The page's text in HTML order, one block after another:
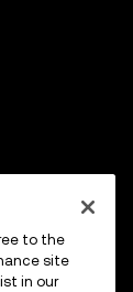
to the
site
in our